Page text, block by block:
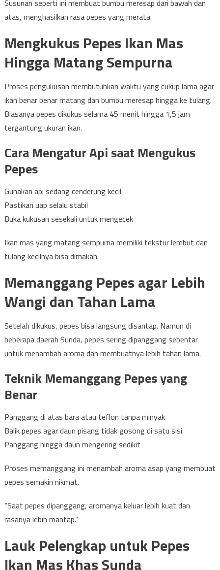
Susunan seperti ini membuat bumbu meresap dari bawah dan
atas, menghasilkan rasa pepes yang merata.
Mengkukus Pepes Ikan Mas
Hingga Matang Sempurna
Proses pengukusan membutuhkan waktu yang cukup lama agar
ikan benar benar matang dan bumbu meresap hingga ke tulang.
Biasanya pepes dikukus selama 45 menit hingga 1,5 jam
tergantung ukuran ikan.
Cara Mengatur Api saat Mengukus
Pepes
Gunakan api sedang cenderung kecil
Pastikan uap selalu stabil
Buka kukusan sesekali untuk mengecek
Ikan mas yang matang sempurna memiliki tekstur lembut dan
tulang kecilnya bisa dimakan.
Memanggang Pepes agar Lebih
Wangi dan Tahan Lama
Setelah dikukus, pepes bisa langsung disantap. Namun di
beberapa daerah Sunda, pepes sering dipanggang sebentar
untuk menambah aroma dan membuatnya lebih tahan lama.
Teknik Memanggang Pepes yang
Benar
Panggang di atas bara atau teflon tanpa minyak
Balik pepes agar daun pisang tidak gosong di satu sisi
Panggang hingga daun mengering sedikit
Proses memanggang ini menambah aroma asap yang membuat
pepes semakin nikmat.
“Saat pepes dipanggang, aromanya keluar lebih kuat dan
rasanya lebih mantap.”
Lauk Pelengkap untuk Pepes
Ikan Mas Khas Sunda